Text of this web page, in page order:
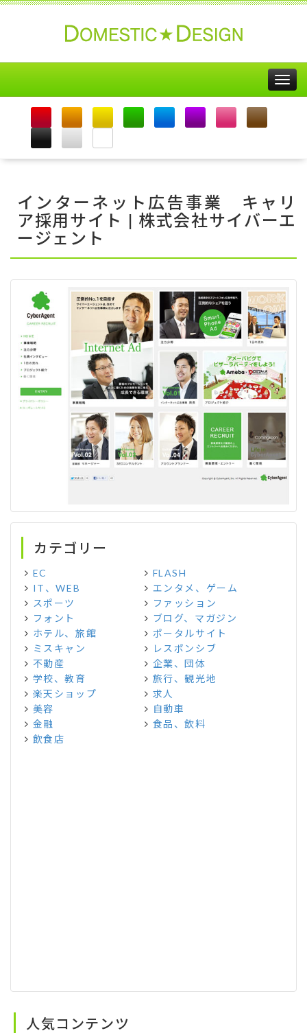
インターネット広告事業 キャリ
ア採用サイト | 株式会社サイバーエ
ージェント
カテゴリー
EC
FLASH
IT、WEB
エンタメ、ゲーム
スポーツ
ファッション
フォント
ブログ、マガジン
ホテル、旅館
ポータルサイト
ミスキャン
レスポンシブ
不動産
企業、団体
学校、教育
旅行、観光地
楽天ショップ
求人
美容
自動車
金融
食品、飲料
飲食店
人気コンテンツ